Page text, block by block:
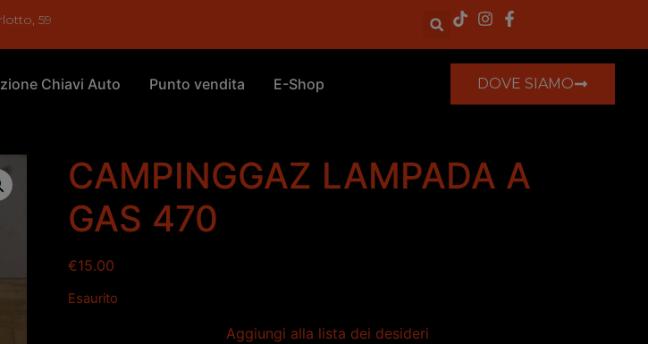
59
Chiavi Auto Punto vendita E-Shop DOVE SIAMO
CAMPINGGAZ LAMPADA A
GAS 470
€15.00
Esaurito
Aggiungi alla lista dei desideri